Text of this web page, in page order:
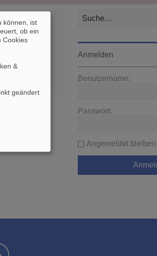
Anmelden
Benutzername:
Passwort:
Angemeldet bleiben
können, ist
ob ein
Cookies
&
geändert